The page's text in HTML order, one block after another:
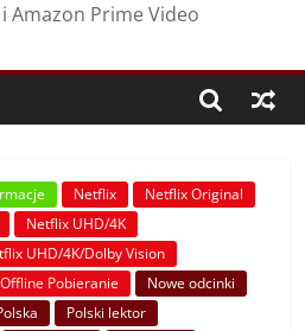
Amazon Prime Video
Netflix
Netflix Original
Netflix UHD/4K
UHD/4K/Dolby Vision
Pobieranie
Nowe odcinki
Polski lektor